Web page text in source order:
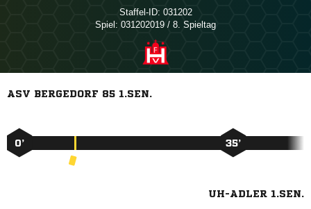
Staffel-ID: 031202
Spiel: 031202019 / 8. Spieltag
ASV BERGEDORF 85 1.SEN.
0’ 35’
UH-ADLER 1.SEN.